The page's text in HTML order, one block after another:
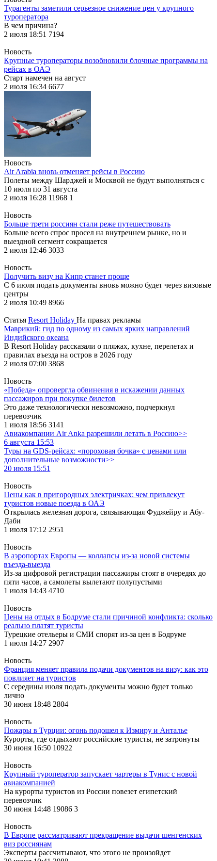
Турагенты заметили серьезное снижение цен у крупного
туроператора
В чем причина?
2 июля 18:51 7194
Новость
Крупные туроператоры возобновили блочные программы на
рейсах в ОАЭ
Старт намечен на август
2 июля 16:34 6677
Новость
Air Arabia вновь отменяет рейсы в Россию
Полеты между Шарджей и Москвой не будут выполняться с
10 июля по 31 августа
2 июля 16:28 11968 1
Новость
Больше трети россиян стали реже путешествовать
Больше всего спрос просел на внутреннем рынке, но и
выездной сегмент сокращается
2 июля 12:46 3033
Новость
Получить визу на Кипр станет проще
С 6 июля подать документы вновь можно будет через визовые
центры
2 июля 10:49 8966
Статья Resort Holiday На правах рекламы
Маврикий: гид по одному из самых ярких направлений
Индийского океана
В Resort Holiday рассказали о пляжах, кухне, перелетах и
правилах въезда на остров в 2026 году
2 июля 07:00 3868
Новость
«Победа» опровергла обвинения в искажении данных
пассажиров при покупке билетов
Это даже технологически невозможно, подчеркнул
перевозчик
1 июля 18:56 3141
Авиакомпании Air Anka разрешили летать в Россию>>
6 августа 15:53
Туры на GDS-рейсах: «пороховая бочка» с ценами или
дополнительные возможности>>
20 июля 15:51
Новость
Цены как в пригородных электричках: чем привлекут
туристов новые поезда в ОАЭ
Открылась железная дорога, связывающая Фуджейру и Абу-
Даби
1 июля 17:12 2951
Новость
В аэропортах Европы — коллапсы из-за новой системы
въезда-выезда
Из-за цифровой регистрации пассажиры стоят в очередях до
пяти часов, а самолеты вылетают полупустыми
1 июля 14:43 4710
Новость
Цены на отдых в Бодруме стали причиной конфликта: сколько
реально платят туристы
Турецкие отельеры и СМИ спорят из-за цен в Бодруме
1 июля 14:27 2907
Новость
Франция меняет правила подачи документов на визу: как это
повлияет на туристов
С середины июля подать документы можно будет только
лично
30 июня 18:48 2804
Новость
Пожары в Турции: огонь подошел к Измиру и Анталье
Курорты, где отдыхают российские туристы, не затронуты
30 июня 16:50 10922
Новость
Крупный туроператор запускает чартеры в Тунис с новой
авиакомпанией
На курорты туристов из России повезет египетский
перевозчик
30 июня 14:48 19086 3
Новость
В Европе рассматривают прекращение выдачи шенгенских
виз россиянам
Эксперты рассчитывают, что этого не произойдет